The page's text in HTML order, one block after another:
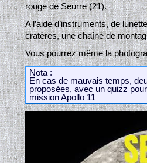
rouge de Seurre (21).
A l’aide d’instruments, de
cratères, une chaîne de
Vous pourrez même la
Nota :
En cas de mauvais temps,
proposées, avec un quizz
mission Apollo 11